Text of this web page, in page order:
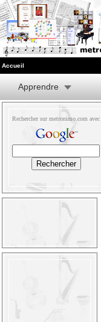
Accueil
Apprendre
Rechercher sur metronimo.com avec